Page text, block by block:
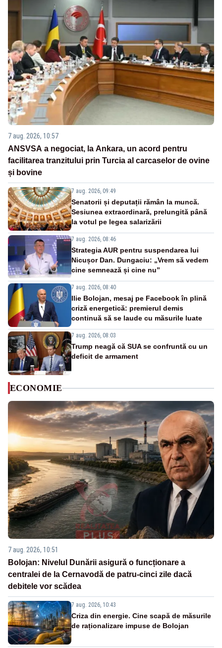
7 aug. 2026, 10:57
ANSVSA a negociat, la Ankara, un acord pentru
facilitarea tranzitului prin Turcia al carcaselor de ovine
și bovine
7 aug. 2026, 09:49
Senatorii și deputații rămân la muncă.
Sesiunea extraordinară, prelungită până
la votul pe legea salarizării
7 aug. 2026, 08:46
Strategia AUR pentru suspendarea lui
Nicușor Dan. Dungaciu: „Vrem să vedem
cine semnează și cine nu”
7 aug. 2026, 08:40
Ilie Bolojan, mesaj pe Facebook în plină
criză energetică: premierul demis
continuă să se laude cu măsurile luate
7 aug. 2026, 08:03
Trump neagă că SUA se confruntă cu un
deficit de armament
ECONOMIE
7 aug. 2026, 10:51
Bolojan: Nivelul Dunării asigură o funcționare a
centralei de la Cernavodă de patru-cinci zile dacă
debitele vor scădea
7 aug. 2026, 10:43
Criza din energie. Cine scapă de măsurile
de raționalizare impuse de Bolojan